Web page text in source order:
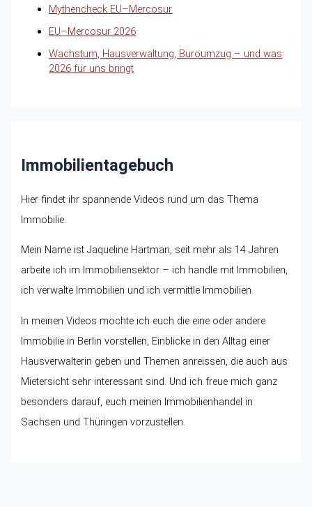
Mythencheck EU–Mercosur
EU–Mercosur 2026
Wachstum, Hausverwaltung, Büroumzug – und was
2026 für uns bringt
Immobilientagebuch
Hier findet ihr spannende Videos rund um das Thema
Immobilie.
Mein Name ist Jaqueline Hartman, seit mehr als 14 Jahren
arbeite ich im Immobiliensektor – ich handle mit Immobilien,
ich verwalte Immobilien und ich vermittle Immobilien.
In meinen Videos möchte ich euch die eine oder andere
Immobilie in Berlin vorstellen, Einblicke in den Alltag einer
Hausverwalterin geben und Themen anreissen, die auch aus
Mietersicht sehr interessant sind. Und ich freue mich ganz
besonders darauf, euch meinen Immobilienhandel in
Sachsen und Thüringen vorzustellen.